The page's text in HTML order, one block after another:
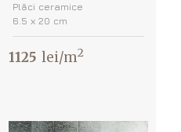
Plăci ceramice
6.5 х 20 cm
1125 lei/m2